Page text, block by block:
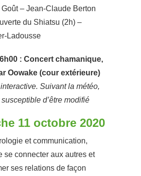
– Jean-Claude Berton
du Shiatsu (2h) –
Ladousse
: Concert chamanique,
Oowake (cour extérieure)
Suivant la météo,
susceptible d’être modifié
11 octobre 2020
et communication,
se connecter aux autres et
ses relations de façon